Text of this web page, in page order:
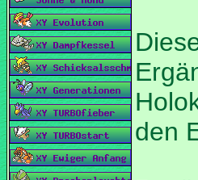
den